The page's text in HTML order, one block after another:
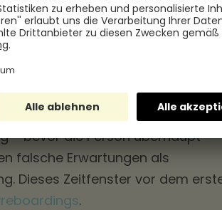
über das Bleiben
gehen. Laut der Haufe
befragt wurden,
zwischen
– bevor die Person überhaupt
falsche Erwartungen als
Dieses Zeitfenster vor dem
.